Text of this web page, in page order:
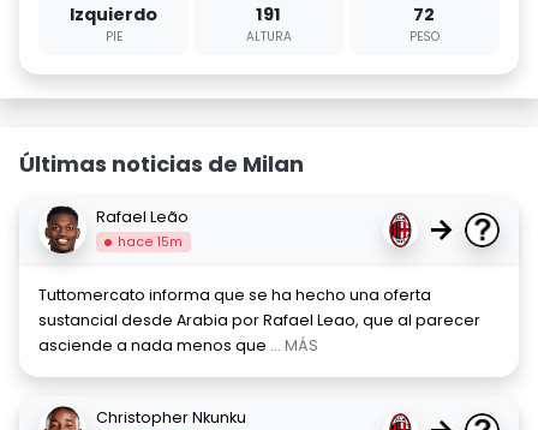
Izquierdo
PIE
191
ALTURA
72
PESO
Últimas noticias de Milan
Rafael Leão
hace 15m →
Tuttomercato informa que se ha hecho una oferta
sustancial desde Arabia por Rafael Leao, que al parecer
asciende a nada menos que ... MÁS
Christopher Nkunku